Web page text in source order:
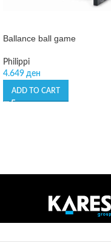
Ballance ball game
Philippi
4.649 ден
ADD TO CART